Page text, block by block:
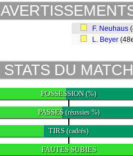
F. Neuhaus
L. Beyer
STATS DU MATCH
POSSESSION(%)
PASSES(réussies %)
TIRS(cadrés)
FAUTES SUBIES